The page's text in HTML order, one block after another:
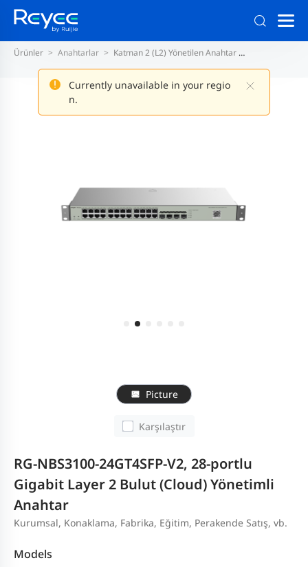
Currently unavailable in your regio
n.
Ürünler Anahtarlar Katman 2 (L2) Yönetilen Anahtar
Picture
Karşılaştır
RG-NBS3100-24GT4SFP-V2, 28-portlu
Gigabit Layer 2 Bulut (Cloud) Yönetimli
Anahtar
Kurumsal, Konaklama, Fabrika, Eğitim, Perakende Satış, vb.
Models